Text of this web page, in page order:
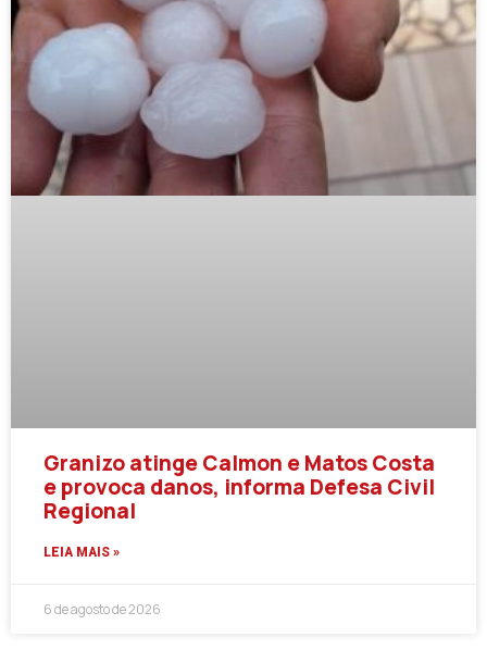
Granizo atinge Calmon e Matos Costa
e provoca danos, informa Defesa Civil
Regional
LEIA MAIS »
6 de agosto de 2026